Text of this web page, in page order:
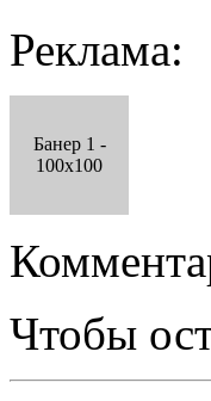
Реклама:
Банер 1 -
100x100
Чтобы